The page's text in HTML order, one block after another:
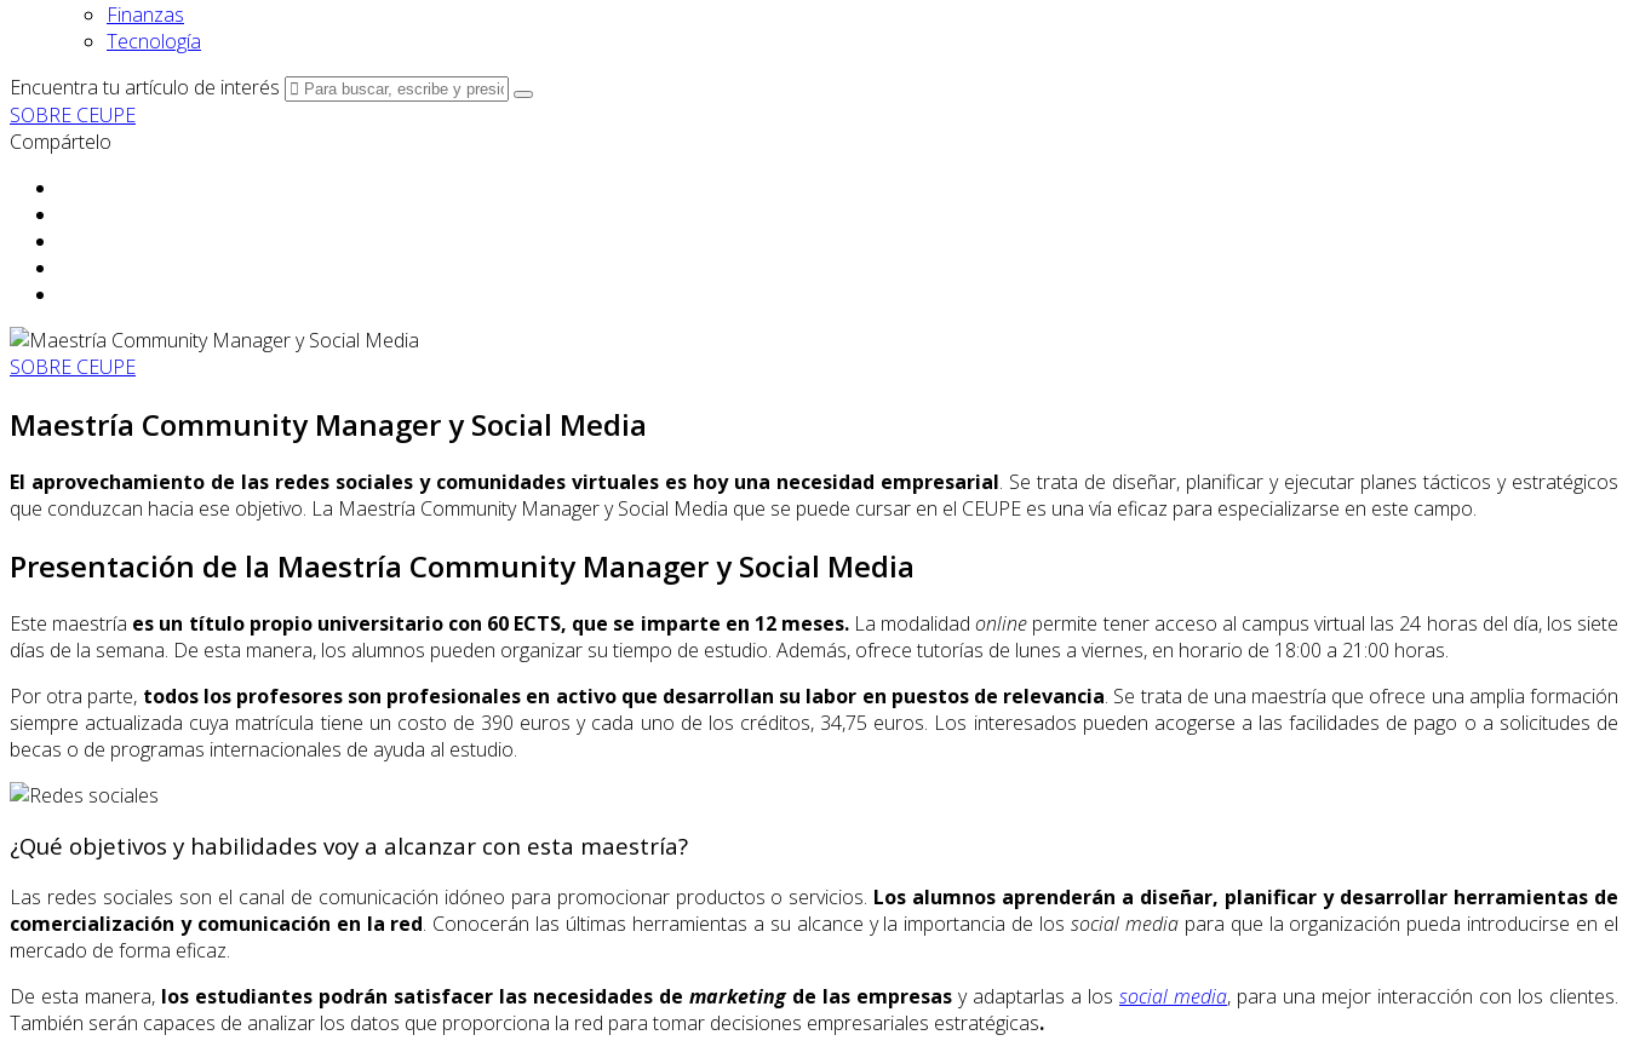
Finanzas
Tecnología
Encuentra tu artículo de interés
SOBRE CEUPE
Compártelo
SOBRE CEUPE
Maestría Community Manager y Social Media
El aprovechamiento de las redes sociales y comunidades virtuales es hoy una necesidad empresarial. Se trata de diseñar, planificar y ejecutar planes tácticos y estratégicos
que conduzcan hacia ese objetivo. La Maestría Community Manager y Social Media que se puede cursar en el CEUPE es una vía eficaz para especializarse en este campo.
Presentación de la Maestría Community Manager y Social Media
Este maestría es un título propio universitario con 60 ECTS, que se imparte en 12 meses. La modalidadonline permite tener acceso al campus virtual las 24 horas del día, los siete
días de la semana. De esta manera, los alumnos pueden organizar su tiempo de estudio. Además, ofrece tutorías de lunes a viernes, en horario de 18:00 a 21:00 horas.
Por otra parte, todos los profesores son profesionales en activo que desarrollan su labor en puestos de relevancia. Se trata de una maestría que ofrece una amplia formación
siempre actualizada cuya matrícula tiene un costo de 390 euros y cada uno de los créditos, 34,75 euros. Los interesados pueden acogerse a las facilidades de pago o a solicitudes de
becas o de programas internacionales de ayuda al estudio.
¿Qué objetivos y habilidades voy a alcanzar con esta maestría?
Las redes sociales son el canal de comunicación idóneo para promocionar productos o servicios. Los alumnos aprenderán a diseñar, planificar y desarrollar herramientas de
comercialización y comunicación en la red. Conocerán las últimas herramientas a su alcance y la importancia de lossocial mediapara que la organización pueda introducirse en el
mercado de forma eficaz.
De esta manera, los estudiantes podrán satisfacer las necesidades de marketingde las empresas y adaptarlas a los social media, para una mejor interacción con los clientes.
También serán capaces de analizar los datos que proporciona la red para tomar decisiones empresariales estratégicas.